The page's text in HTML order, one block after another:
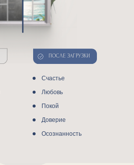
Счастье
ПОСЛЕ ЗАГРУЗКИ
Любовь
Доверие
Покой
Осознанность